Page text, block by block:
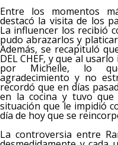
Entre los momentos
destacó la visita de los
La influencer los recibió
pudo abrazarlos y
Además, se recapituló
DEL CHEF, y que al
por Michelle, lo
agradecimiento y no
recordó que en días
en la cocina y tuvo que
situación que le impidió
día de hoy que se
La controversia entre